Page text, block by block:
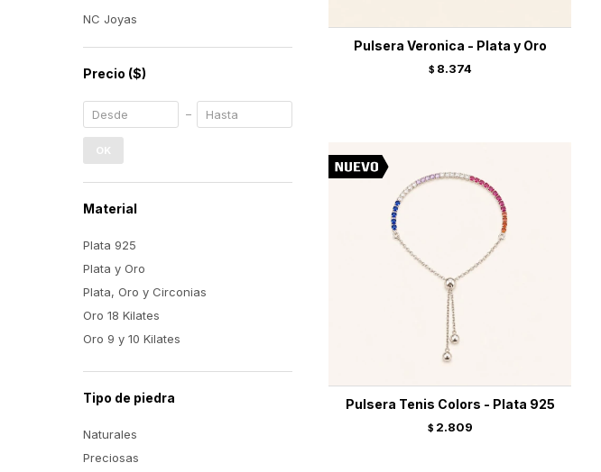
Pulsera Veronica - Plata y Oro
$ 8.374
Pulsera Tenis Colors - Plata 925
$ 2.809
NC Joyas
Precio ($)
OK
Material
Plata 925
Plata y Oro
Plata, Oro y Circonias
Oro 18 Kilates
Oro 9 y 10 Kilates
Tipo de piedra
Naturales
Preciosas